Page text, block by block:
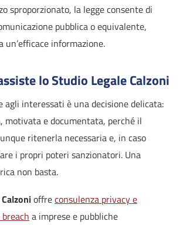
sproporzionato, la legge consente di
pubblica o equivalente,
un’efficace informazione.
lo Studio Legale Calzoni
agli interessati è una decisione delicata:
motivata e documentata, perché il
ritenerla necessaria e, in caso
i propri poteri sanzionatori. Una
non basta.
offreconsulenza privacy e
a imprese e pubbliche